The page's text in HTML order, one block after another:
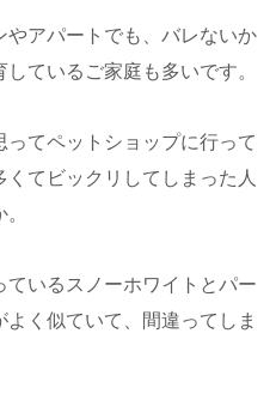
アパートでも、バレないか
ているご家庭も多いです。
てペットショップに行って
てビックリしてしまった人
いるスノーホワイトとパー
く似ていて、間違ってしま